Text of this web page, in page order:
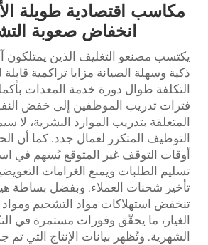
مكاسب اقتصادية طويلة
انخفاض صعوبة
يكتسب مصنعو التغليف الذين يمتلكون
ذكية وسهلة الصيانة مزايا تراكمية
التكلفة طوال دورة خدمة المعدات
فترات تدريب الموظفين إلى خفض
المتعلقة بتدريب الموارد البشرية، لا
التوظيف المتكرر لعمال جدد. كما أن
أوقات التوقف غير المتوقع يُسهم في
تسليم الطلبات ويمنع الغرامات
تأخير شحنات العملاء. وبفضل بساطة
تنخفض استهلاكات مواد التشحيم
الغيار، ما يحقّق وفورات مستمرة في
الشهرية. وتُظهر بيانات الإنتاج التي